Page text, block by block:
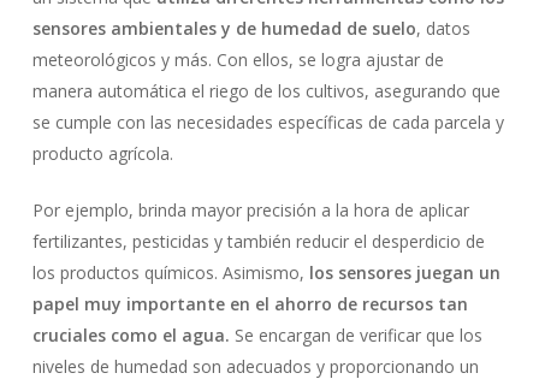
sensores ambientales y de humedad de suelo, datos
meteorológicos y más. Con ellos, se logra ajustar de
manera automática el riego de los cultivos, asegurando que
se cumple con las necesidades específicas de cada parcela y
producto agrícola.
Por ejemplo, brinda mayor precisión a la hora de aplicar
fertilizantes, pesticidas y también reducir el desperdicio de
los productos químicos. Asimismo, los sensores juegan un
papel muy importante en el ahorro de recursos tan
cruciales como el agua. Se encargan de verificar que los
niveles de humedad son adecuados y proporcionando un